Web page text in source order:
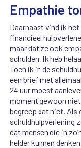
Empathie
Daarnaast vind ik
financieel
maar dat ze ook
schulden. Ik heb
Toen ik in de
een brief met
24 uur moest
moment gewoon
begreep dat niet. Als
schuldhulpverlening
dat mensen die in
helder kunnen